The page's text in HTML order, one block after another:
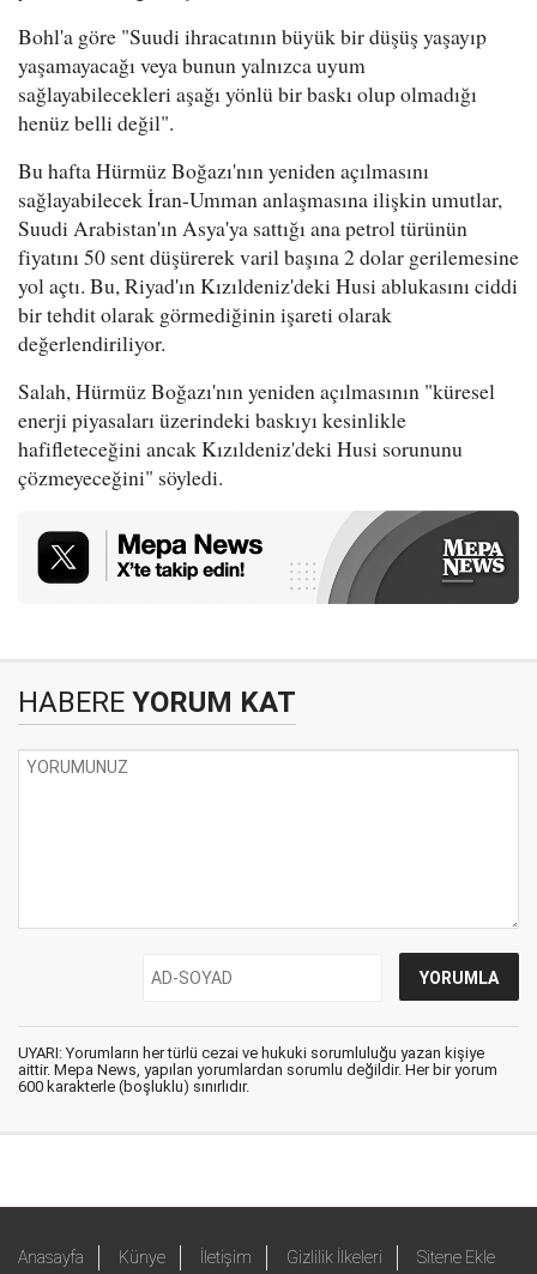
Bohl'a göre "Suudi ihracatının büyük bir düşüş yaşayıp
yaşamayacağı veya bunun yalnızca uyum
sağlayabilecekleri aşağı yönlü bir baskı olup olmadığı
henüz belli değil".
Bu hafta Hürmüz Boğazı'nın yeniden açılmasını
sağlayabilecek İran-Umman anlaşmasına ilişkin umutlar,
Suudi Arabistan'ın Asya'ya sattığı ana petrol türünün
fiyatını 50 sent düşürerek varil başına 2 dolar gerilemesine
yol açtı. Bu, Riyad'ın Kızıldeniz'deki Husi ablukasını ciddi
bir tehdit olarak görmediğinin işareti olarak
değerlendiriliyor.
Salah, Hürmüz Boğazı'nın yeniden açılmasının "küresel
enerji piyasaları üzerindeki baskıyı kesinlikle
hafifleteceğini ancak Kızıldeniz'deki Husi sorununu
çözmeyeceğini" söyledi.
HABERE YORUM KAT
UYARI: Yorumların her türlü cezai ve hukuki sorumluluğu yazan kişiye
aittir. Mepa News, yapılan yorumlardan sorumlu değildir. Her bir yorum
600 karakterle (boşluklu) sınırlıdır.
Anasayfa Künye İletişim Gizlilik İlkeleri Sitene Ekle